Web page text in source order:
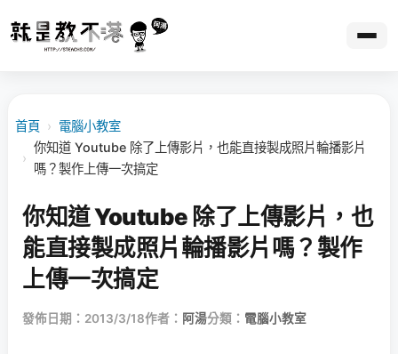
首頁 › 電腦小教室
›
你知道 Youtube 除了上傳影片，也能直接製成照片輪播影片
嗎？製作上傳一次搞定
你知道 Youtube 除了上傳影片，也
能直接製成照片輪播影片嗎？製作
上傳一次搞定
發佈日期：2013/3/18作者： 阿湯分類： 電腦小教室